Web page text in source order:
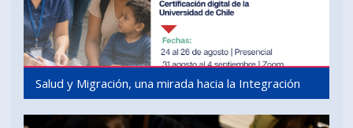
Salud y Migración, una mirada hacia la Integración